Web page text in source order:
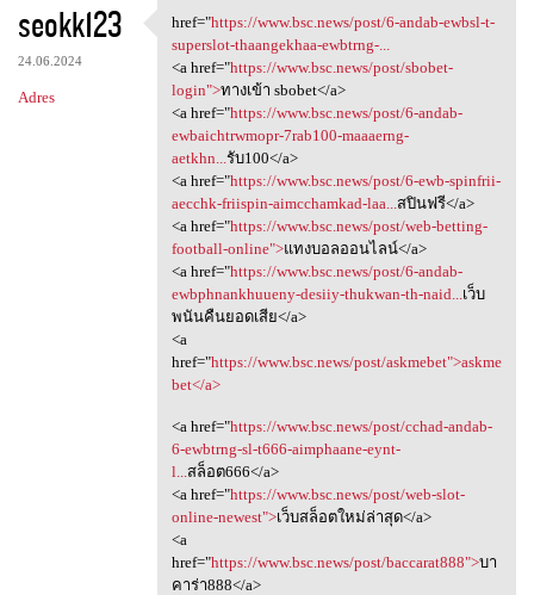
seokk123
24.06.2024
Adres
href="https://www.bsc.news
href="https://www.bsc.news/post/6-andab-ewbsl-t-
superslot-thaangekhaa-ewbtrng-...
<a href="https://www.bsc.news/post/sbobet-
login">ทางเข้า sbobet</a>
<a href="https://www.bsc.news/post/6-andab-
ewbaichtrwmopr-7rab100-maaaerng-
aetkhn...รับ100</a>
<a href="https://www.bsc.news/post/6-ewb-spinfrii-
aecchk-friispin-aimcchamkad-laa...สปินฟรี</a>
<a href="https://www.bsc.news/post/web-betting-
football-online">แทงบอลออนไลน์</a>
<a href="https://www.bsc.news/post/6-andab-
ewbphnankhuueny-desiiy-thukwan-th-naid...เว็บ
พนันคืนยอดเสีย</a>
<a
href="https://www.bsc.news/post/askmebet">askme
bet</a>
<a href="https://www.bsc.news/post/cchad-andab-
6-ewbtrng-sl-t666-aimphaane-eynt-
l... สล็อต666</a>
<a href="https://www.bsc.news/post/web-slot-
online-newest">เว็บสล็อตใหม่ล่าสุด</a>
<a
href="https://www.bsc.news/post/baccarat888">บา
คาร่า888</a>